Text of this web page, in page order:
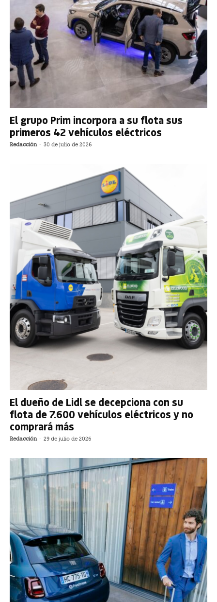
El grupo Prim incorpora a su flota sus
primeros 42 vehículos eléctricos
Redacción - 30 de julio de 2026
El dueño de Lidl se decepciona con su
flota de 7.600 vehículos eléctricos y no
comprará más
Redacción - 29 de julio de 2026